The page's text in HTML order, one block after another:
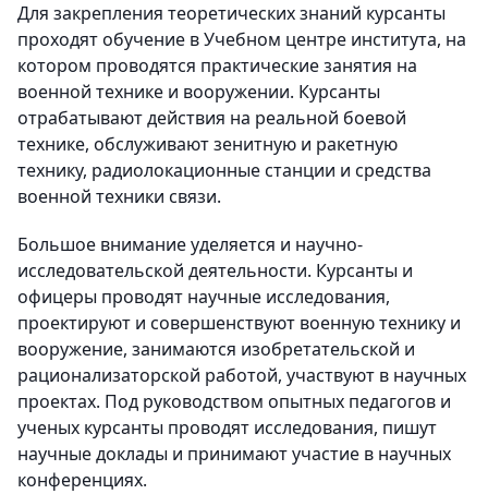
Для закрепления теоретических знаний курсанты
проходят обучение в Учебном центре института, на
котором проводятся практические занятия на
военной технике и вооружении. Курсанты
отрабатывают действия на реальной боевой
технике, обслуживают зенитную и ракетную
технику, радиолокационные станции и средства
военной техники связи.
Большое внимание уделяется и научно-
исследовательской деятельности. Курсанты и
офицеры проводят научные исследования,
проектируют и совершенствуют военную технику и
вооружение, занимаются изобретательской и
рационализаторской работой, участвуют в научных
проектах. Под руководством опытных педагогов и
ученых курсанты проводят исследования, пишут
научные доклады и принимают участие в научных
конференциях.